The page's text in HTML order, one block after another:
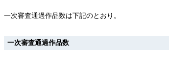
一次審査通過作品数は下記のとおり。
一次審査通過作品数